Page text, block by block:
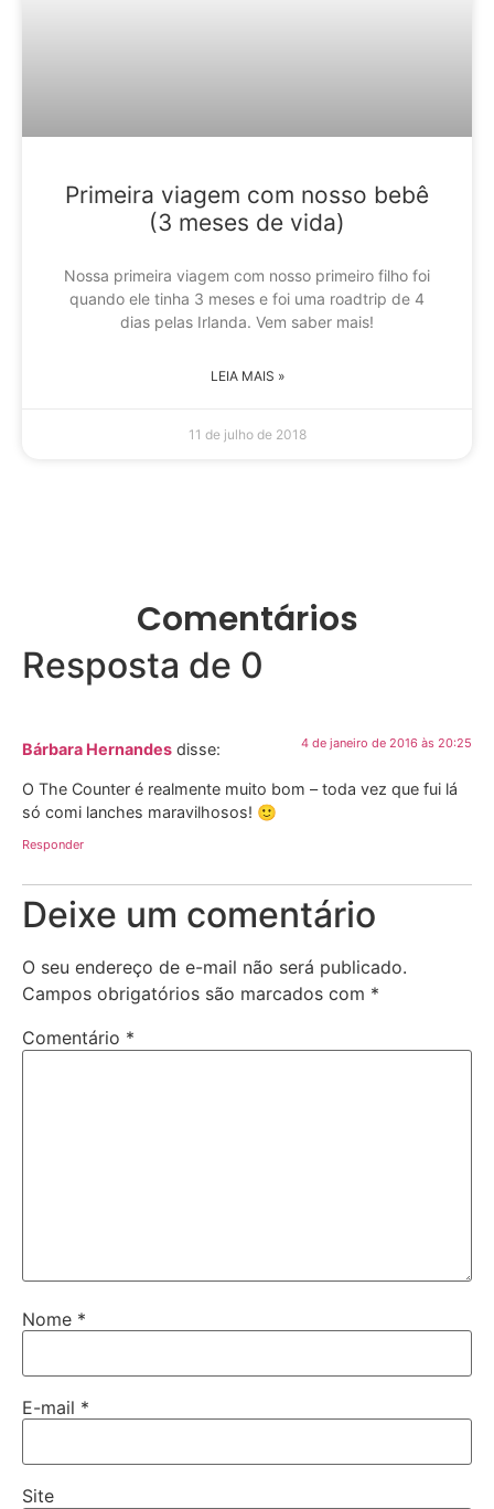
Primeira viagem com nosso bebê
(3 meses de vida)
Nossa primeira viagem com nosso primeiro filho foi
quando ele tinha 3 meses e foi uma roadtrip de 4
dias pelas Irlanda. Vem saber mais!
LEIA MAIS »
11 de julho de 2018
Comentários
Resposta de 0
Bárbara Hernandes disse: 4 de janeiro de 2016 às 20:25
O The Counter é realmente muito bom – toda vez que fui lá
só comi lanches maravilhosos! 🙂
Responder
Deixe um comentário
O seu endereço de e-mail não será publicado.
Campos obrigatórios são marcados com *
Comentário *
Nome *
E-mail *
Site